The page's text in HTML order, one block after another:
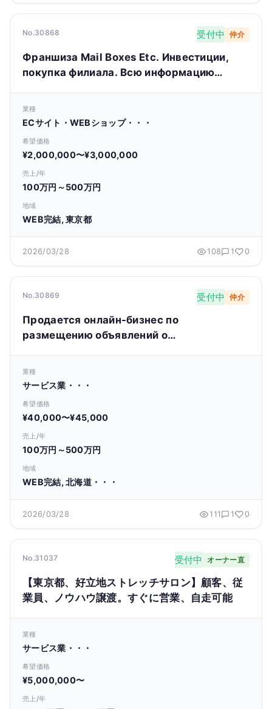
No.30868 受付中 仲介
Франшиза Mail Boxes Etc. Инвестиции,
покупка филиала. Всю информацию
業種
ECサイト・WEBショップ・・・
希望価格
¥2,000,000〜¥3,000,000
売上/年
100万円～500万円
地域
WEB完結, 東京都
2026/03/28 108 1 0
No.30869 受付中 仲介
Продается онлайн-бизнес по
размещению объявлений о
недвижимости).
業種
サービス業・・・
希望価格
¥40,000〜¥45,000
売上/年
100万円～500万円
地域
WEB完結, 北海道・・・
2026/03/28 111 1 0
No.31037 受付中 オーナー直
【東京都、好立地ストレッチサロン】顧客、従
業員、ノウハウ譲渡。すぐに営業、自走可能
業種
サービス業・・・
希望価格
¥5,000,000〜
売上/年